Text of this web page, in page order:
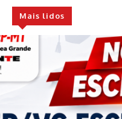
Mais lidos